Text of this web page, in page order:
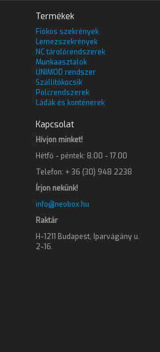
Termékek
Fiókos szekrények
Lemezszekrények
NC tárolórendszerek
Munkaasztalok
UNIMOD rendszer
Szállítókocsik
Polcrendszerek
Ládák és konténerek
Kapcsolat
Hívjon minket!
Hétfő - péntek: 8.00 - 17.00
Telefon: + 36 (30) 948 2238
Írjon nekünk!
info@neobox.hu
Raktár
H-1211 Budapest, Iparvágány u.
2-16.